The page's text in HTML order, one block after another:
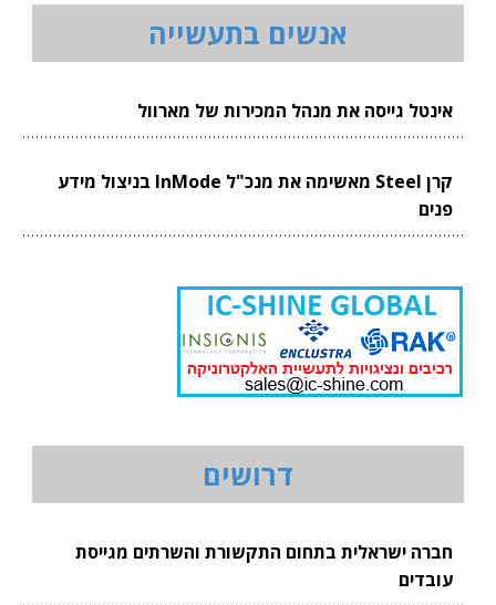
אנשים בתעשייה
אינטל גייסה את מנהל המכירות של מארוול
קרן Steel מאשימה את מנכ"ל InMode בניצול מידע
פנים
דרושים
חברה ישראלית בתחום התקשורת והשרתים מגייסת
עובדים